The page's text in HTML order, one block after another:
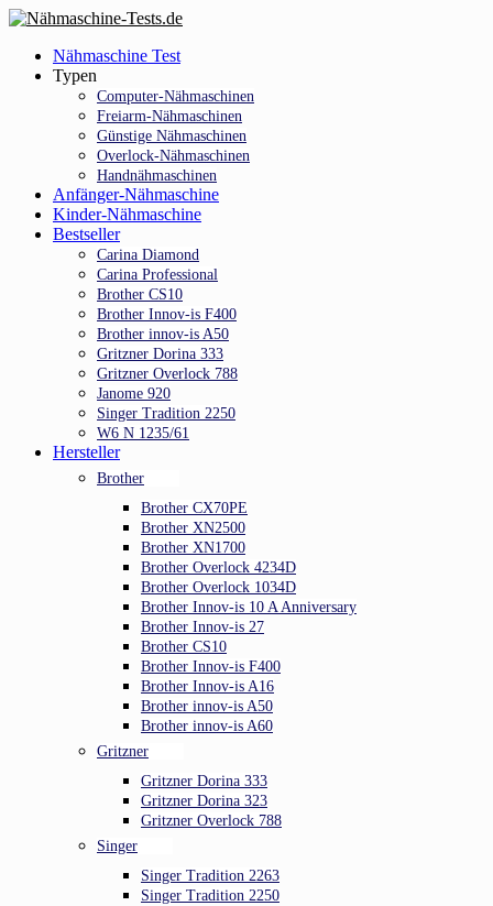
Skip
main
content
Menu
Nähmaschine Test
Typen
Computer-Nähmaschinen
Freiarm-Nähmaschinen
Günstige Nähmaschinen
Overlock-Nähmaschinen
Handnähmaschinen
Anfänger-Nähmaschine
Kinder-Nähmaschine
Bestseller
Carina Diamond
Carina Professional
Brother CS10
Brother Innov-is F400
Brother innov-is A50
Gritzner Dorina 333
Gritzner Overlock 788
Janome 920
Singer Tradition 2250
W6 N 1235/61
Hersteller
Brother
Brother CX70PE
Brother XN2500
Brother XN1700
Brother Overlock 4234D
Brother Overlock 1034D
Brother Innov-is 10 A Anniversary
Brother Innov-is 27
Brother CS10
Brother Innov-is F400
Brother Innov-is A16
Brother innov-is A50
Brother innov-is A60
Gritzner
Gritzner Dorina 333
Gritzner Dorina 323
Gritzner Overlock 788
Singer
Singer Tradition 2263
Singer Tradition 2250